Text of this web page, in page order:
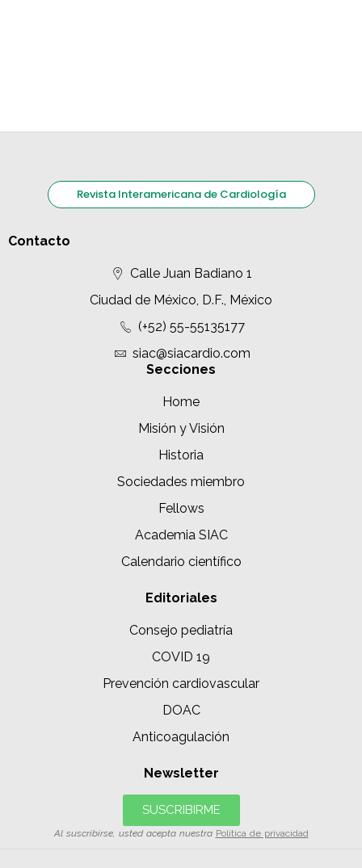
Revista Interamericana de Cardiología
Contacto
Calle Juan Badiano 1
Ciudad de México, D.F., México
(+52) 55-55135177
siac@siacardio.com
Secciones
Home
Misión y Visión
Historia
Sociedades miembro
Fellows
Academia SIAC
Calendario científico
Editoriales
Consejo pediatría
COVID 19
Prevención cardiovascular
DOAC
Anticoagulación
Newsletter
SUSCRIBIRME
Al suscribirse, usted acepta nuestra Política de privacidad